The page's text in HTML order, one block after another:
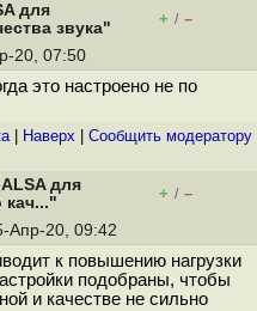
для
звука"
+ / –
20, 07:50
это настроено не по
| Наверх Cообщить модератору
для
кач..."
+ / –
Апр-20, 09:42
к повышению нагрузки
подобраны, чтобы
и качестве не сильно